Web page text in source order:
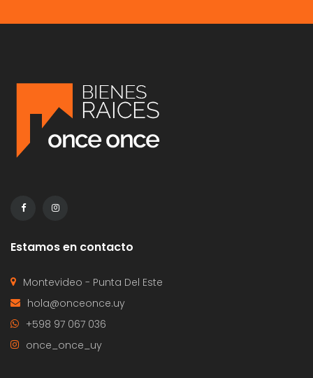
Estamos en contacto
Montevideo - Punta Del Este
hola@onceonce.uy
+598 97 067 036
once_once_uy